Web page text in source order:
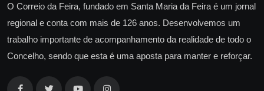
O Correio da Feira, fundado em Santa Maria da Feira é um jornal
regional e conta com mais de 126 anos. Desenvolvemos um
trabalho importante de acompanhamento da realidade de todo o
Concelho, sendo que esta é uma aposta para manter e reforçar.